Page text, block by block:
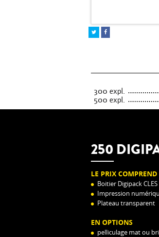
300 expl.
500 expl.
250
LE PRIX COMPREND
Boitier Digipack
Impression
Plateau transparent
EN OPTIONS
pelliculage mat ou